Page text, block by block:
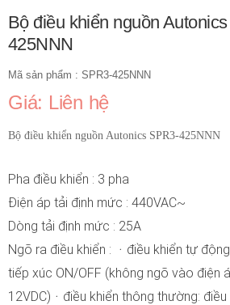
Bộ điều khiển nguồn
425NNN
Mã sản phẩm : SPR3-425NNN
Giá: Liên hệ
Bộ điều khiển nguồn Autonics SPR3-425NNN
Pha điều khiển : 3 pha
Điện áp tải định mức : 440VAC~
Dòng tải định mức : 25A
Ngõ ra điều khiển : ᆞđiều khiển tự
tiếp xúc ON/OFF (không ngõ vào điện
12VDC)ᆞđiều khiển thông thường: điều